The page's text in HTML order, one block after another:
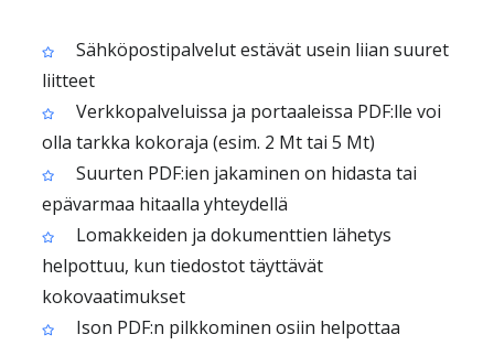
Sähköpostipalvelut estävät usein liian suuret
liitteet
Verkkopalveluissa ja portaaleissa PDF:lle voi
olla tarkka kokoraja (esim. 2 Mt tai 5 Mt)
Suurten PDF:ien jakaminen on hidasta tai
epävarmaa hitaalla yhteydellä
Lomakkeiden ja dokumenttien lähetys
helpottuu, kun tiedostot täyttävät
kokovaatimukset
Ison PDF:n pilkkominen osiin helpottaa